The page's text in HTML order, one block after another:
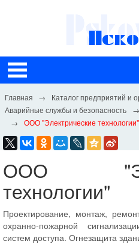
Каталог предприятий и
Аварийные службы и безопасность
ООО "Электрические технологии"
ООО
технологии"
Проектирование, монтаж,
охранно-пожарной
систем доступа. Огнезащита